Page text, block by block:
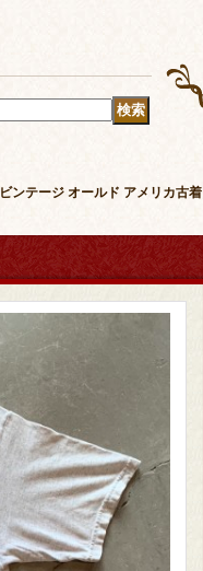
ンテージ オールド アメリカ古着